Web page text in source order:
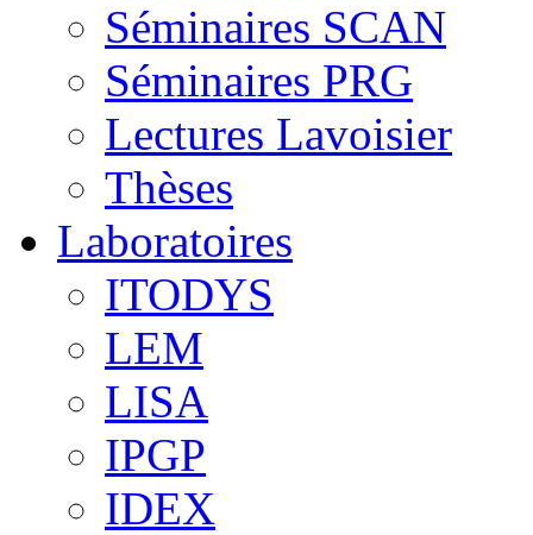
Séminaires SCAN
Séminaires PRG
Lectures Lavoisier
Thèses
Laboratoires
ITODYS
LEM
LISA
IPGP
IDEX